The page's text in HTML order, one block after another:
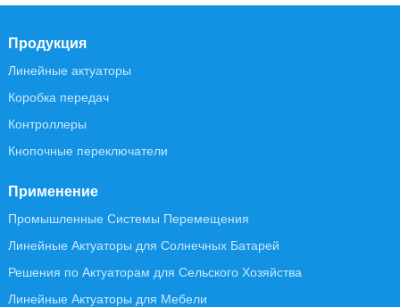
Продукция
Линейные актуаторы
Коробка передач
Контроллеры
Кнопочные переключатели
Применение
Промышленные Системы Перемещения
Линейные Актуаторы для Солнечных Батарей
Решения по Актуаторам для Сельского Хозяйства
Линейные Актуаторы для Мебели